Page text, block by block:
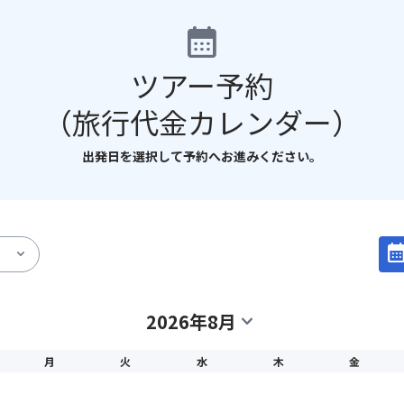
calendar_month
ツアー予約
（旅行代金カレンダー）
出発日を選択して予約へお進みください。
expand_more calendar_month
2026年8月 expand_more
月 火 水 木 金